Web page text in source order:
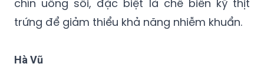
chín uống sôi, đặc biệt là chế biến kỹ thịt
trứng để giảm thiểu khả năng nhiễm khuẩn.
Hà Vũ